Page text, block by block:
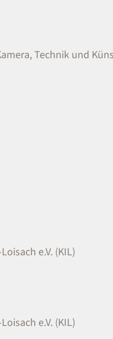
Technik und
e.V. (KIL)
e.V. (KIL)